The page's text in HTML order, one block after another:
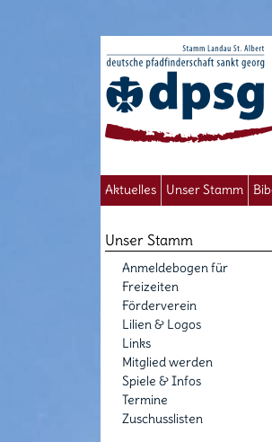
Aktuelles Unser Stamm
Unser Stamm
Anmeldebogen für
Freizeiten
Förderverein
Lilien & Logos
Links
Mitglied werden
Spiele & Infos
Termine
Zuschusslisten